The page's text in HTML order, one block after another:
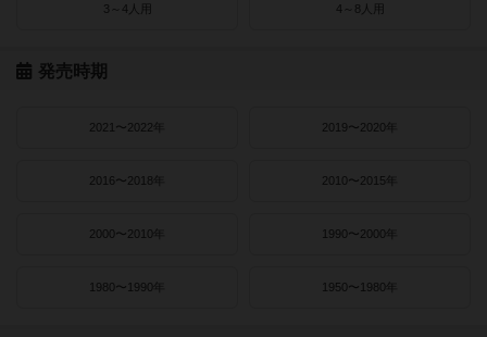
3～4人用 4～8人用
発売時期
2021〜2022年 2019〜2020年
2016〜2018年 2010〜2015年
2000〜2010年 1990〜2000年
1980〜1990年 1950〜1980年